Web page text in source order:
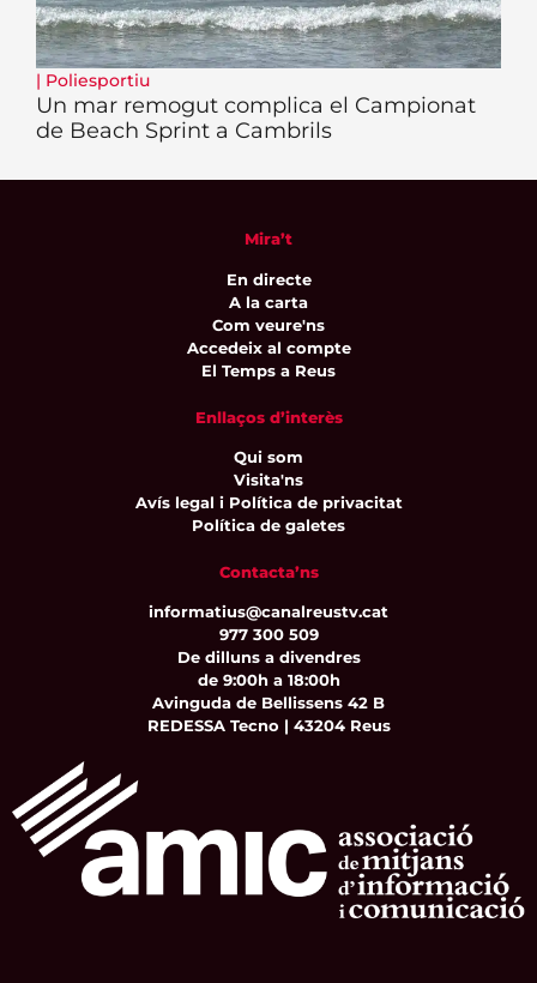
| Poliesportiu
Un mar remogut complica el Campionat
de Beach Sprint a Cambrils
Mira’t
En directe
A la carta
Com veure'ns
Accedeix al compte
El Temps a Reus
Enllaços d’interès
Qui som
Visita'ns
Avís legal i Política de privacitat
Política de galetes
Contacta’ns
informatius@canalreustv.cat
977 300 509
De dilluns a divendres
de 9:00h a 18:00h
Avinguda de Bellissens 42 B
REDESSA Tecno | 43204 Reus